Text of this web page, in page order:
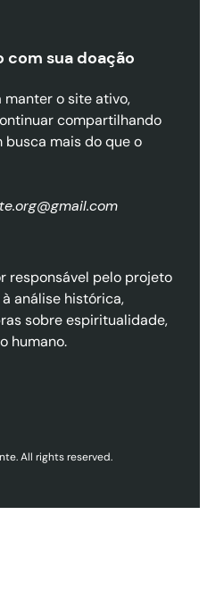
sua doação
manter o site ativo,
compartilhando
mais do que o
responsável pelo projeto
análise histórica,
sobre espiritualidade,
humano.
All rights reserved.